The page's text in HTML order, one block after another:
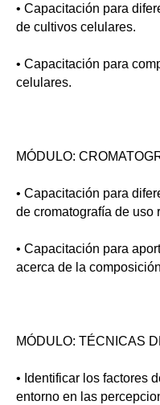
• Capacitación para
de cultivos celulares.
• Capacitación para
celulares.
MÓDULO:
• Capacitación para
de cromatografía de uso
• Capacitación para
acerca de la
MÓDULO: TÉCNICAS
• Identificar los factores
entorno en las